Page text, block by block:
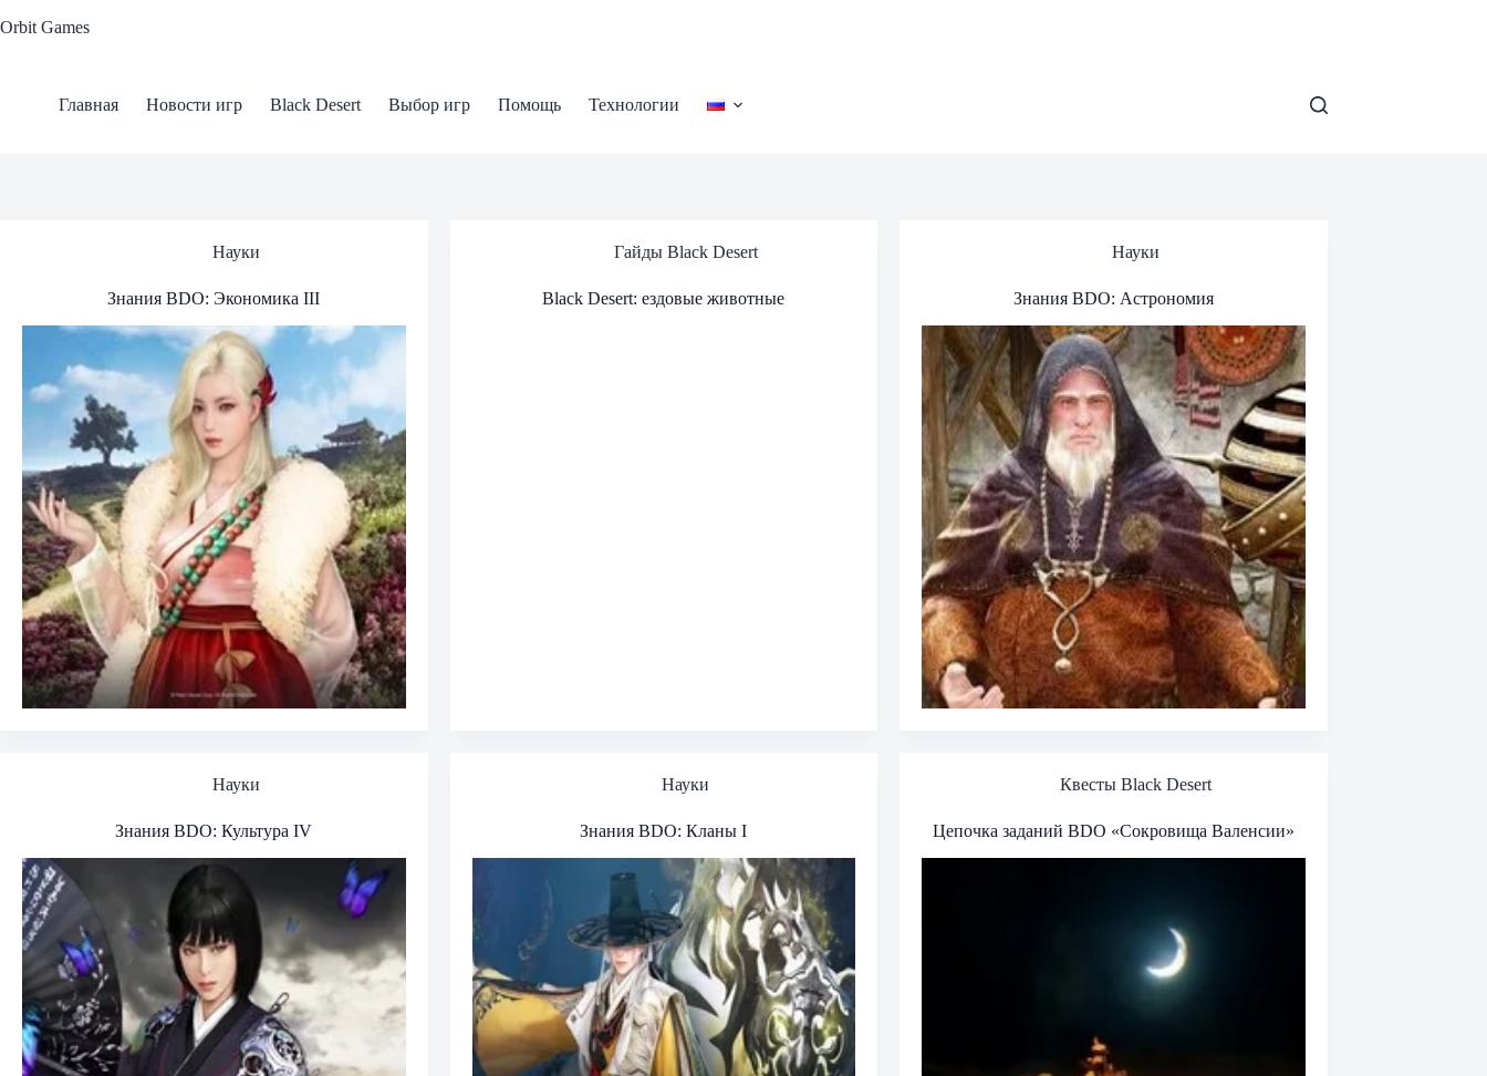
to
Orbit Games
Главная Новости игр Black Desert Выбор игр Помощь Технологии
Науки
Знания BDO: Экономика III
Гайды Black Desert
Black Desert: ездовые животные
Науки
Знания BDO: Астрономия
Науки
Знания BDO: Культура IV
Науки
Знания BDO: Кланы I
Квесты Black Desert
Цепочка заданий BDO «Сокровища Валенсии»